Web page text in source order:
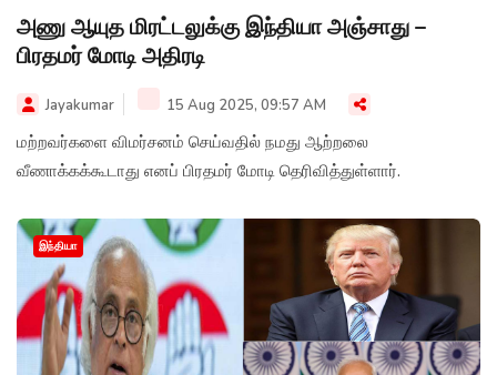
அணு ஆயுத மிரட்டலுக்கு இந்தியா அஞ்சாது –
பிரதமர் மோடி அதிரடி
Jayakumar 15 Aug 2025, 09:57 AM
மற்றவர்களை விமர்சனம் செய்வதில் நமது ஆற்றலை
வீணாக்கக்கூடாது எனப் பிரதமர் மோடி தெரிவித்துள்ளார்.
இந்தியா